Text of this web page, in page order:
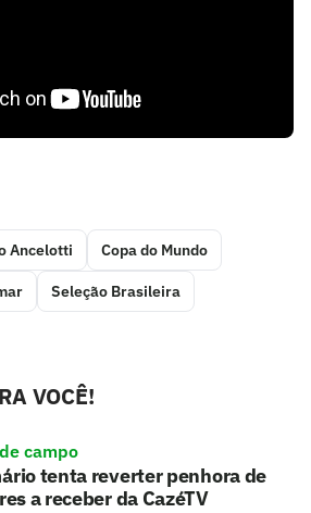
Ancelotti Copa do Mundo
Seleção Brasileira
VOCÊ!
campo
tenta reverter penhora de
a receber da CazéTV